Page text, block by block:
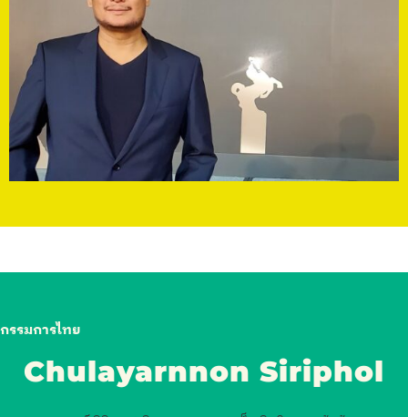
กรรมการไทย
Chulayarnnon Siriphol